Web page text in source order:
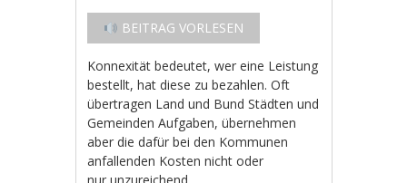
BEITRAG VORLESEN
Konnexität bedeutet, wer eine Leistung
bestellt, hat diese zu bezahlen. Oft
übertragen Land und Bund Städten und
Gemeinden Aufgaben, übernehmen
aber die dafür bei den Kommunen
anfallenden Kosten nicht oder